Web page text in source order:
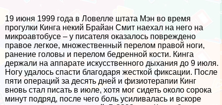
19 июня 1999 года в Ловелле штата Мэн во время
прогулки Кинга некий Брайан Смит наехал на него на
микроавтобусе – у писателя оказалось повреждено
правое легкое, множественный перелом правой ноги,
ранение головы и перелом бедренной кости. Кинга
держали на аппарате искусственного дыхания до 9 июля.
Ногу удалось спасти благодаря жесткой фиксации. После
пяти операций за десять дней и физиотерапии Кинг
вновь стал писать в июле, хотя мог сидеть около сорока
минут подряд, после чего боль усиливалась и вскоре